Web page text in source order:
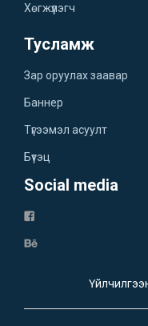
Хөгжүүлэгч
Тусламж
Зар оруулах заавар
Баннер
Түгээмэл асуулт
Бүтэц
Social media